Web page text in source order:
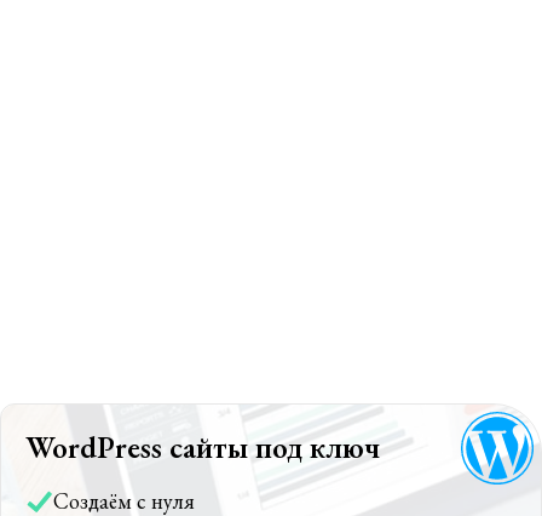
WordPress сайты под ключ
Создаём с нуля